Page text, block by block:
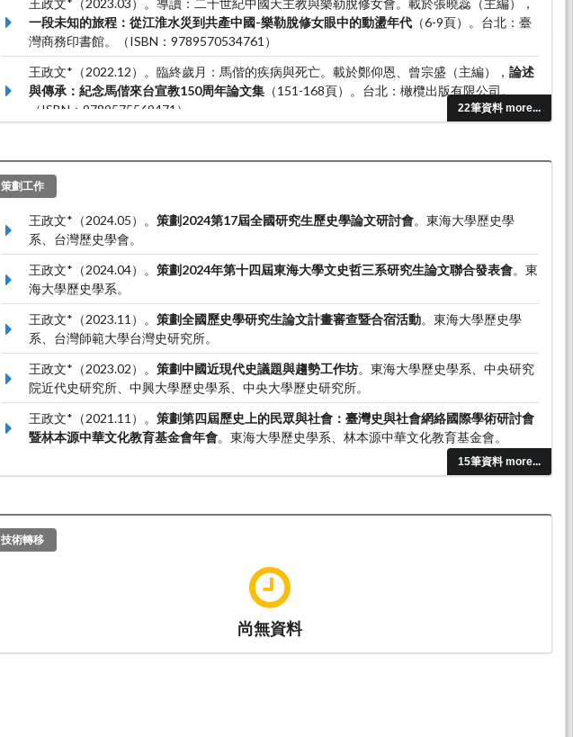
22筆資料 more...
王政文*（2023.03）。導讀：二十世紀中國天主教與樂勒脫修女會。載於張曉蕊（主編），
一段未知的旅程：從江淮水災到共產中國-樂勒脫修女眼中的動盪年代 （6-9頁）。台北：臺
灣商務印書館。（ISBN：9789570534761）
王政文*（2022.12）。臨終歲月：馬偕的疾病與死亡。載於鄭仰恩、曾宗盛（主編）， 論述
與傳承：紀念馬偕來台宣教150周年論文集 （151-168頁）。台北：橄欖出版有限公司。
（ISBN：9789575569471）
老教會宣教史1847-1947（13-31頁）。台南：國立台灣歷史博物館。（ISBN：
9789865327811）
策劃工作
15筆資料 more...
王政文*（2024.05）。 策劃2024第17屆全國研究生歷史學論文研討會。東海大學歷史學
系、台灣歷史學會。
王政文*（2024.04）。 策劃2024年第十四屆東海大學文史哲三系研究生論文聯合發表會。東
海大學歷史學系。
王政文*（2023.11）。 策劃全國歷史學研究生論文計畫審查暨合宿活動。東海大學歷史學
系、台灣師範大學台灣史研究所。
王政文*（2023.02）。 策劃中國近現代史議題與趨勢工作坊。東海大學歷史學系、中央研究
院近代史研究所、中興大學歷史學系、中央大學歷史研究所。
王政文*（2021.11）。 策劃第四屆歷史上的民眾與社會：臺灣史與社會網絡國際學術研討會
暨林本源中華文化教育基金會年會。東海大學歷史學系、林本源中華文化教育基金會。
技術轉移
尚無資料